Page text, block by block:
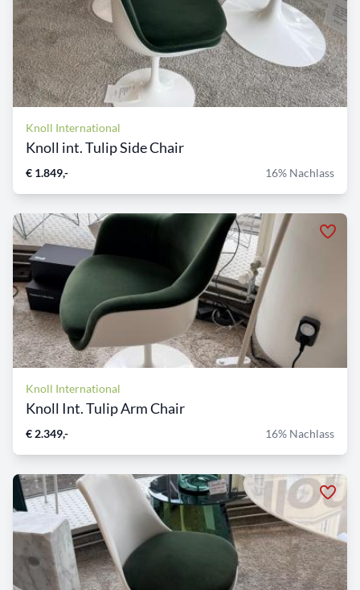
Knoll International
Knoll int. Tulip Side Chair
€ 1.849,- 16% Nachlass
Knoll International
Knoll Int. Tulip Arm Chair
€ 2.349,- 16% Nachlass